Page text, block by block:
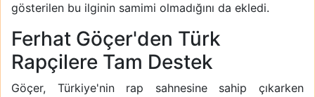
gösterilen bu ilginin samimi olmadığını da ekledi.
Ferhat Göçer'den Türk
Rapçilere Tam Destek
Göçer, Türkiye'nin rap sahnesine sahip çıkarken